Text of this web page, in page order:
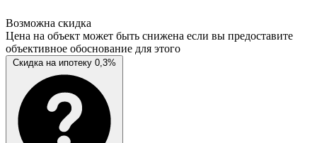
Возможна скидка
Цена на объект может быть снижена если вы предоставите
объективное обоснование для этого
Скидка на ипотеку 0,3%